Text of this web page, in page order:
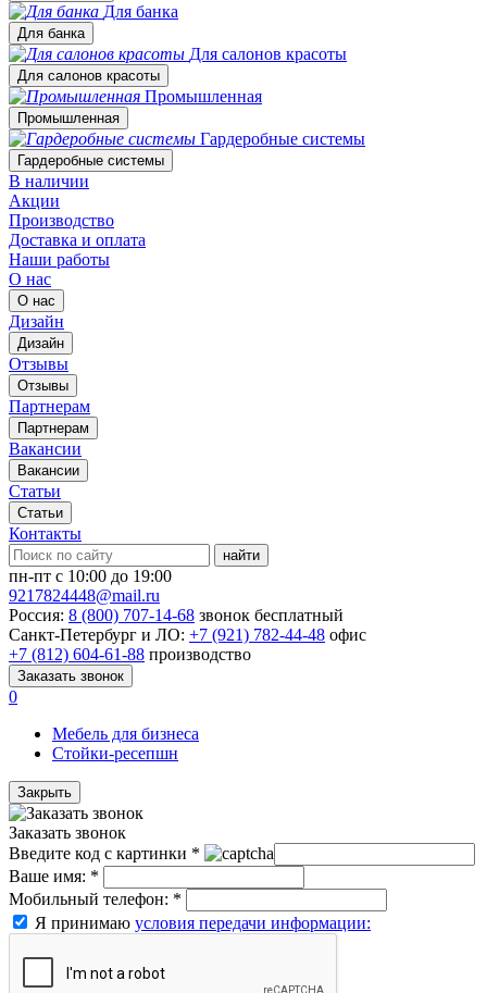
Для банка
Для банка
Для салонов красоты
Для салонов красоты
Промышленная
Промышленная
Гардеробные системы
Гардеробные системы
В наличии
Акции
Производство
Доставка и оплата
Наши работы
О нас
О нас
Дизайн
Дизайн
Отзывы
Отзывы
Партнерам
Партнерам
Вакансии
Вакансии
Статьи
Статьи
Контакты
найти
пн-пт с 10:00 до 19:00
9217824448@mail.ru
Россия: 8 (800) 707-14-68 звонок бесплатный
Санкт-Петербург и ЛО: +7 (921) 782-44-48 офис
+7 (812) 604-61-88 производство
Заказать звонок
0
Мебель для бизнеса
Стойки-ресепшн
Закрыть
Заказать звонок
Введите код с картинки *
Ваше имя: *
Мобильный телефон: *
Я принимаю условия передачи информации: